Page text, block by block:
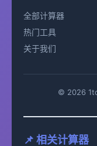
全部计算器
热门工具
关于我们
© 2026
📌 相关计算器